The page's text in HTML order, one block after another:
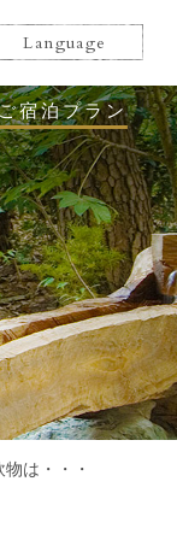
Language
宿泊プラン
は・・・